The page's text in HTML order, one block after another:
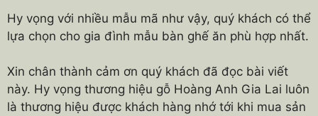
Hy vọng với nhiều mẫu mã như vậy, quý khách có thể
lựa chọn cho gia đình mẫu bàn ghế ăn phù hợp nhất.
Xin chân thành cảm ơn quý khách đã đọc bài viết
này. Hy vọng thương hiệu gỗ Hoàng Anh Gia Lai luôn
là thương hiệu được khách hàng nhớ tới khi mua sản